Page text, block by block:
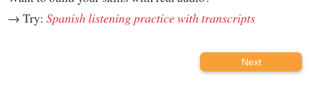
→ Try: Spanish listening practice with transcripts
Next